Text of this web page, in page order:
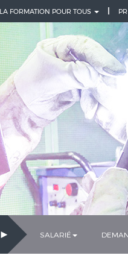
LA FORMATION POUR TOUS
SALARIÉ